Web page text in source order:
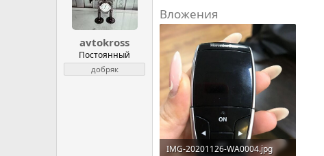
avtokross
Постоянный
добряк
Вложения
IMG-20201126-WA0004.jpg